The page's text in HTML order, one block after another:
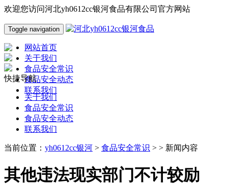
欢迎您访问河北yh0612cc银河食品有限公司官方网站
Toggle navigation
网站首页
关于我们
食品安全常识
食品安全动态
联系我们
快捷导航
关于我们
食品安全常识
食品安全动态
联系我们
当前位置： yh0612cc银河 > 食品安全常识 > > 新闻内容
其他违法现实部门不计较励